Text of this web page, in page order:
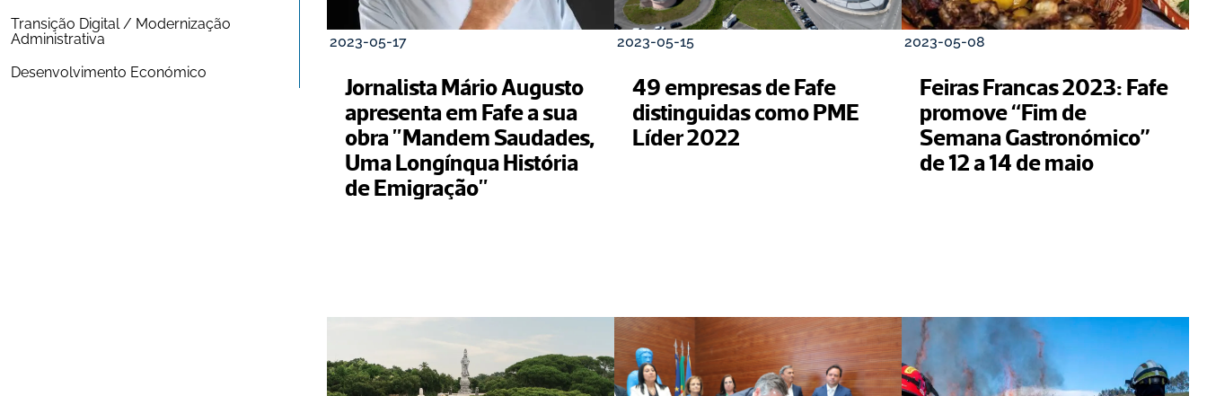
Transição Digital / Modernização
Administrativa
Desenvolvimento Económico
2023-05-17
Jornalista Mário Augusto
apresenta em Fafe a sua
obra "Mandem Saudades,
Uma Longínqua História
de Emigração"
2023-05-15
49 empresas de Fafe
distinguidas como PME
Líder 2022
2023-05-08
Feiras Francas 2023: Fafe
promove “Fim de
Semana Gastronómico”